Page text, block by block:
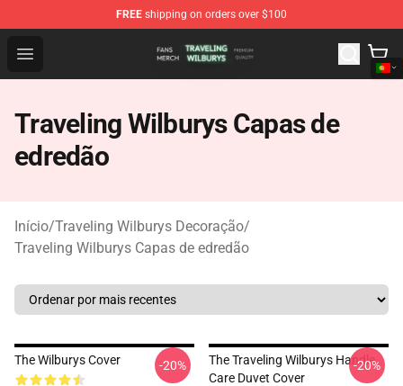
FREE shipping on orders over $100
Open menu
Traveling Wilburys Shop - Official Traveling Wilburys
Traveling Wilburys Capas de
edredão
Início/Traveling Wilburys Decoração/
Traveling Wilburys Capas de edredão
The Wilburys Cover -20%
The Traveling Wilburys Handle
Care Duvet Cover
-20%